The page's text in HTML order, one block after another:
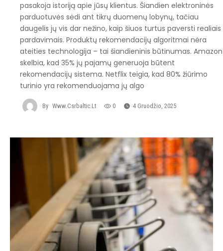
pasakoja istoriją apie jūsų klientus. Šiandien elektroninės
parduotuvės sėdi ant tikrų duomenų lobynų, tačiau
daugelis jų vis dar nežino, kaip šiuos turtus paversti realiais
pardavimais. Produktų rekomendacijų algoritmai nėra
ateities technologija – tai šiandieninis būtinumas. Amazon
skelbia, kad 35% jų pajamų generuoja būtent
rekomendacijų sistema. Netflix teigia, kad 80% žiūrimo
turinio yra rekomenduojama jų algo
By Www.csrbaltic.lt 0 4 Gruodžio, 2025